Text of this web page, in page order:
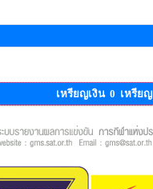
เหรียญเงิน 0 เหรียญ